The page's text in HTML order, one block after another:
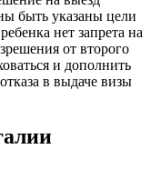
быть указаны цели
нет запрета на
от второго
и дополнить
в выдаче визы